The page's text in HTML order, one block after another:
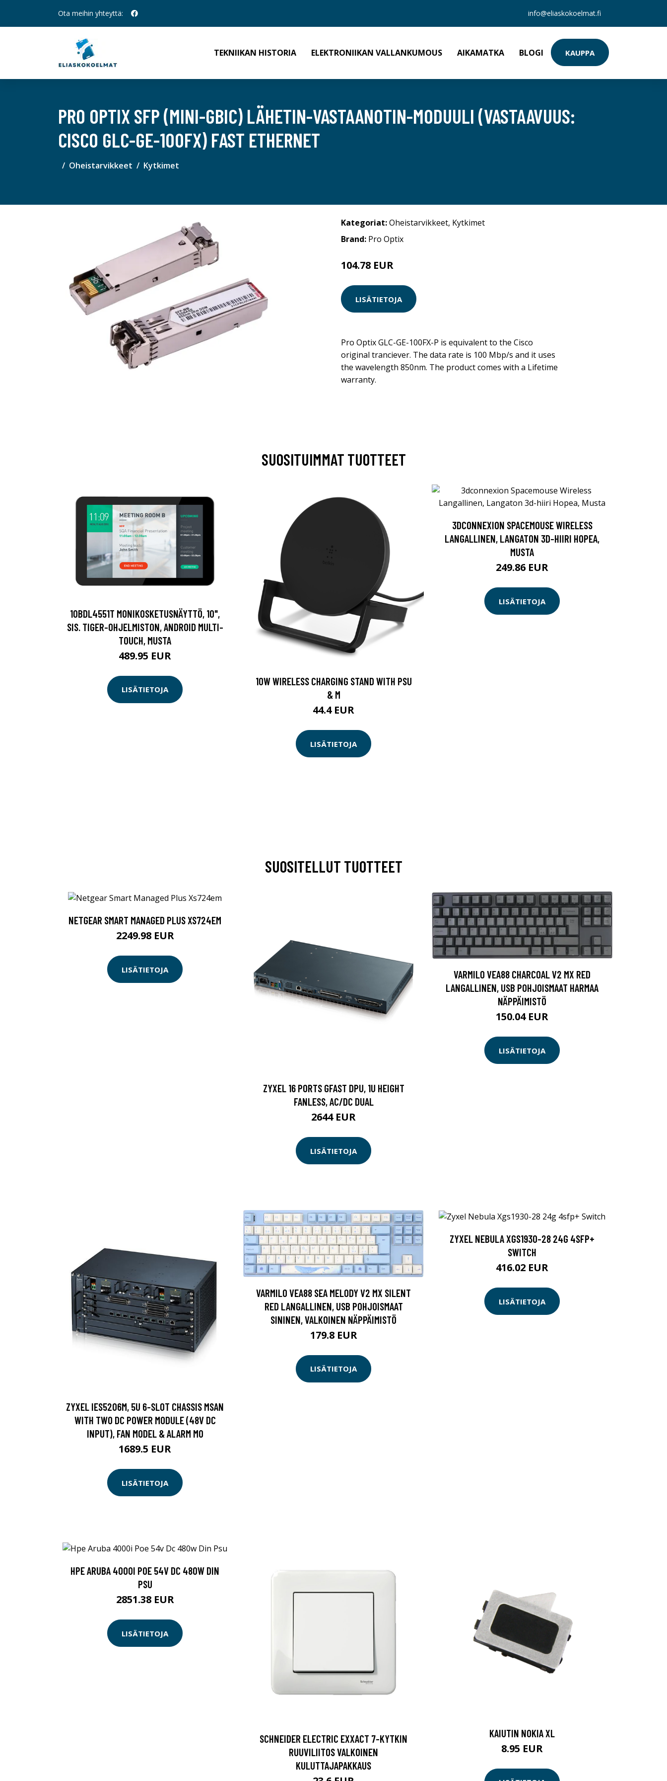
Ota meihin yhteyttä: info@eliaskokoelmat.fi
TEKNIIKAN HISTORIA ELEKTRONIIKAN VALLANKUMOUS AIKAMATKA BLOGI KAUPPA
PRO OPTIX SFP (MINI-GBIC) LÄHETIN-VASTAANOTIN-MODUULI (VASTAAVUUS:
CISCO GLC-GE-100FX) FAST ETHERNET
Oheistarvikkeet Kytkimet
Kategoriat:Oheistarvikkeet, Kytkimet
Brand: Pro Optix
104.78 EUR
LISÄTIETOJA
Pro Optix GLC-GE-100FX-P is equivalent to the Cisco
original tranciever. The data rate is 100 Mbp/s and it uses
the wavelength 850nm. The product comes with a Lifetime
warranty.
SUOSITUIMMAT TUOTTEET
10BDL4551T MONIKOSKETUSNÄYTTÖ, 10",
SIS. TIGER-OHJELMISTON, ANDROID MULTI-
TOUCH, MUSTA
489.95 EUR
LISÄTIETOJA
10W WIRELESS CHARGING STAND WITH PSU
& M
44.4 EUR
LISÄTIETOJA
3DCONNEXION SPACEMOUSE WIRELESS
LANGALLINEN, LANGATON 3D-HIIRI HOPEA,
MUSTA
249.86 EUR
LISÄTIETOJA
SUOSITELLUT TUOTTEET
NETGEAR SMART MANAGED PLUS XS724EM
2249.98 EUR
LISÄTIETOJA
ZYXEL 16 PORTS GFAST DPU, 1U HEIGHT
FANLESS, AC/DC DUAL
2644 EUR
LISÄTIETOJA
VARMILO VEA88 CHARCOAL V2 MX RED
LANGALLINEN, USB POHJOISMAAT HARMAA
NÄPPÄIMISTÖ
150.04 EUR
LISÄTIETOJA
ZYXEL IES5206M, 5U 6-SLOT CHASSIS MSAN
WITH TWO DC POWER MODULE (48V DC
INPUT), FAN MODEL & ALARM MO
1689.5 EUR
LISÄTIETOJA
VARMILO VEA88 SEA MELODY V2 MX SILENT
RED LANGALLINEN, USB POHJOISMAAT
SININEN, VALKOINEN NÄPPÄIMISTÖ
179.8 EUR
LISÄTIETOJA
ZYXEL NEBULA XGS1930-28 24G 4SFP+
SWITCH
416.02 EUR
LISÄTIETOJA
HPE ARUBA 4000I POE 54V DC 480W DIN
PSU
2851.38 EUR
LISÄTIETOJA
SCHNEIDER ELECTRIC EXXACT 7-KYTKIN
RUUVILIITOS VALKOINEN
KULUTTAJAPAKKAUS
KAIUTIN NOKIA XL
8.95 EUR